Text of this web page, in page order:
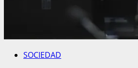
SOCIEDAD